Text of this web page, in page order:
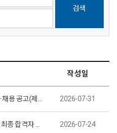
검색
작성일
2026-07-31
2026-07-24